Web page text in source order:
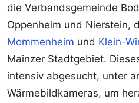
die Verbandsgemeinde
Oppenheim und Nierstein,
Mommenheim und Klein-
Mainzer Stadtgebiet.
intensiv abgesucht, unter
Wärmebildkameras, um